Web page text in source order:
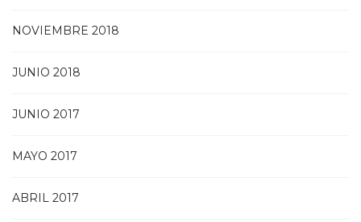
NOVIEMBRE 2018
JUNIO 2018
JUNIO 2017
MAYO 2017
ABRIL 2017